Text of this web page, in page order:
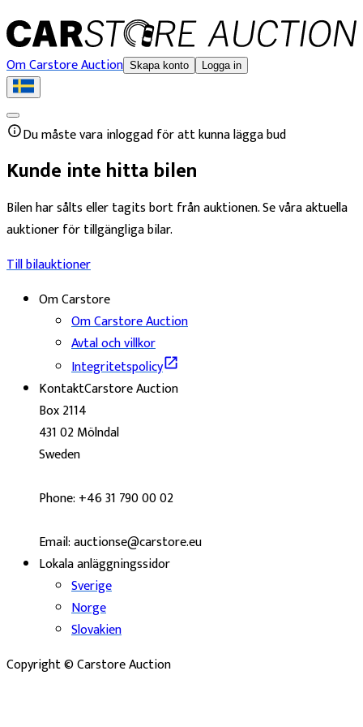
Om Carstore Auction Skapa konto Logga in
Du måste vara inloggad för att kunna lägga bud
Kunde inte hitta bilen
Bilen har sålts eller tagits bort från auktionen. Se våra aktuella
auktioner för tillgängliga bilar.
Till bilauktioner
Om Carstore
Om Carstore Auction
Avtal och villkor
Integritetspolicy
KontaktCarstore Auction
Box 2114
431 02 Mölndal
Sweden
Phone: +46 31 790 00 02
Email: auctionse@carstore.eu
Lokala anläggningssidor
Sverige
Norge
Slovakien
Copyright © Carstore Auction